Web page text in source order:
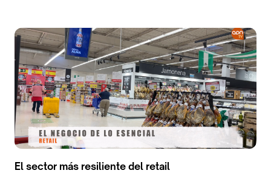
El sector más resiliente del retail